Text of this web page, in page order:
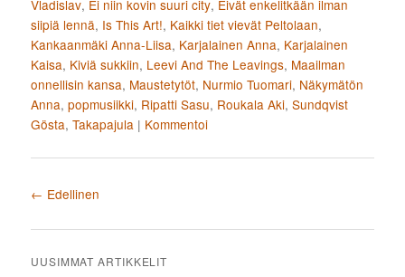
Vladislav, Ei niin kovin suuri city, Eivät enkelitkään ilman
siipiä lennä, Is This Art!, Kaikki tiet vievät Peltolaan,
Kankaanmäki Anna-Liisa, Karjalainen Anna, Karjalainen
Kaisa, Kiviä sukkiin, Leevi And The Leavings, Maailman
onnellisin kansa, Maustetytöt, Nurmio Tuomari, Näkymätön
Anna,popmusiikki, Ripatti Sasu, Roukala Aki,Sundqvist
Gösta,Takapajula | Kommentoi
Artikkelien selaus
← Edellinen
UUSIMMAT ARTIKKELIT